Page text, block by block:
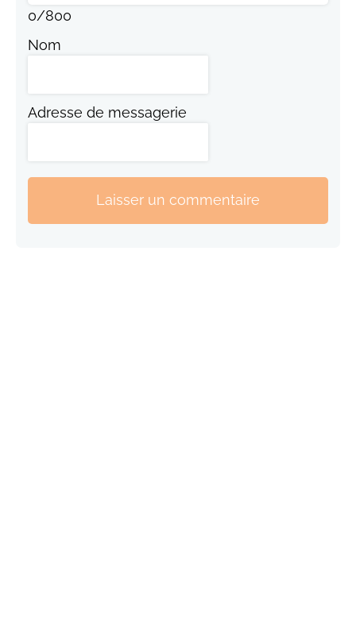
0/800
Nom
Adresse de messagerie
Laisser un commentaire